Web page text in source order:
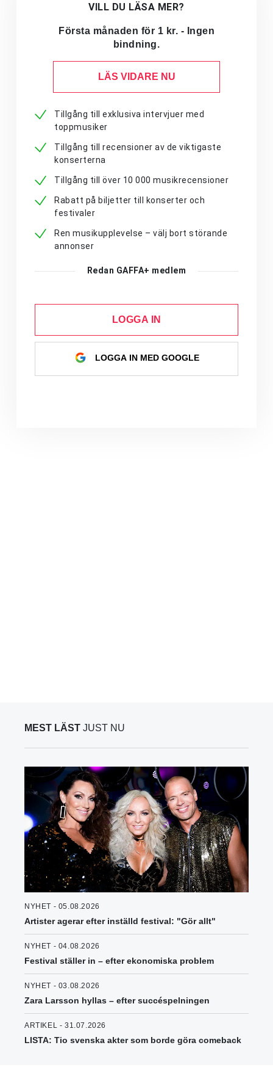
VILL DU LÄSA MER?
Första månaden för 1 kr. - Ingen
bindning.
LÄS VIDARE NU
Tillgång till exklusiva intervjuer med
toppmusiker
Tillgång till recensioner av de viktigaste
konserterna
Tillgång till över 10 000 musikrecensioner
Rabatt på biljetter till konserter och
festivaler
Ren musikupplevelse – välj bort störande
annonser
Redan GAFFA+ medlem
LOGGA IN
LOGGA IN MED GOOGLE
MEST LÄST JUST NU
NYHET - 05.08.2026
Artister agerar efter inställd festival: "Gör allt"
NYHET - 04.08.2026
Festival ställer in – efter ekonomiska problem
NYHET - 03.08.2026
Zara Larsson hyllas – efter succéspelningen
ARTIKEL - 31.07.2026
LISTA: Tio svenska akter som borde göra comeback